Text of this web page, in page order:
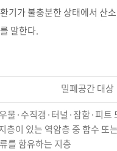
기가 불충분한 상태에서 산
말한다.
밀폐공간 대상
물·수직갱·터널·잠함·피트
층이 있는 역암층 중 함수 또
를 함유하는 지층